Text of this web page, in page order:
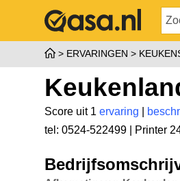
ERVARINGEN
Score uit 1 ervaring
tel: 0524-522499 |
Printer